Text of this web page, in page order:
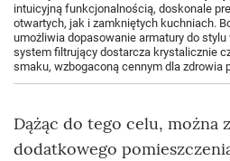
intuicyjną funkcjonalnością, doskonale
otwartych, jak i zamkniętych kuchniach.
umożliwia dopasowanie armatury do
system filtrujący dostarcza krystalicznie
smaku, wzbogaconą cennym dla zdrowia
Dążąc do tego celu, można
dodatkowego